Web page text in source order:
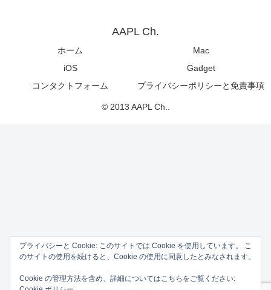
AAPL Ch.
ホーム
Mac
iOS
Gadget
コンタクトフォーム
プライバシーポリシーと免責事項
© 2013 AAPL Ch..
プライバシーと Cookie: このサイトでは Cookie を使用しています。 こ
のサイトの使用を続けると、Cookie の使用に同意したとみなされます。
Cookie の管理方法を含め、詳細についてはこちらをご覧ください: